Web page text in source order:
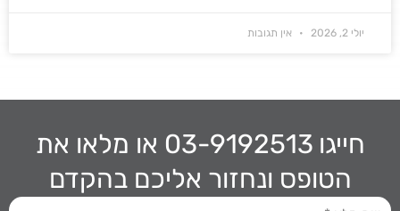
יולי 2, 2026 אין תגובות
חייגו 03-9192513
או מלאו את
הטופס ונחזור אליכם בהקדם